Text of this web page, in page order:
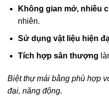
Không gian mở, nhiều
nhiên.
Sử dụng vật liệu hiện
Tích hợp sân thượng
Biệt thự mái bằng phù hợp
đại, năng động.